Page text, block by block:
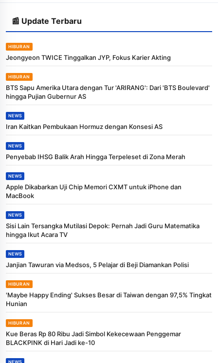
📰 Update Terbaru
HIBURAN
Jeongyeon TWICE Tinggalkan JYP, Fokus Karier Akting
HIBURAN
BTS Sapu Amerika Utara dengan Tur 'ARIRANG': Dari 'BTS Boulevard'
hingga Pujian Gubernur AS
NEWS
Iran Kaitkan Pembukaan Hormuz dengan Konsesi AS
NEWS
Penyebab IHSG Balik Arah Hingga Terpeleset di Zona Merah
NEWS
Apple Dikabarkan Uji Chip Memori CXMT untuk iPhone dan
MacBook
NEWS
Sisi Lain Tersangka Mutilasi Depok: Pernah Jadi Guru Matematika
hingga Ikut Acara TV
NEWS
Janjian Tawuran via Medsos, 5 Pelajar di Beji Diamankan Polisi
HIBURAN
'Maybe Happy Ending' Sukses Besar di Taiwan dengan 97,5% Tingkat
Hunian
HIBURAN
Kue Beras Rp 80 Ribu Jadi Simbol Kekecewaan Penggemar
BLACKPINK di Hari Jadi ke-10
NEWS